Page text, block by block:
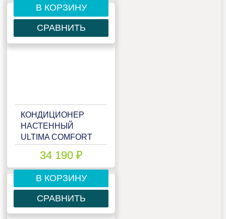
В КОРЗИНУ
СРАВНИТЬ
КОНДИЦИОНЕР
НАСТЕННЫЙ
ULTIMA COMFORT
34 190 ₽
В КОРЗИНУ
СРАВНИТЬ